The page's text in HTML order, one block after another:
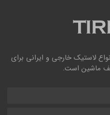
لاستیک خارجی و ایرانی برای
ماشین است.